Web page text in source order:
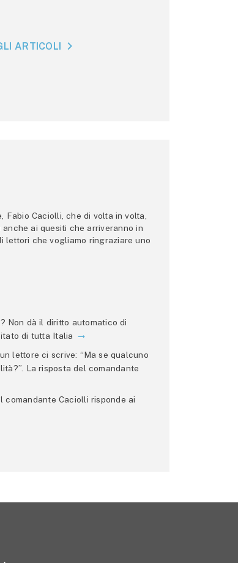
ARTICOLI
Caciolli, che di volta in volta,
ai quesiti che arriveranno in
lettori che vogliamo ringraziare uno
Non dà il diritto automatico di
di tutta Italia
lettore ci scrive: “Ma se qualcuno
La risposta del comandante
comandante Caciolli risponde ai